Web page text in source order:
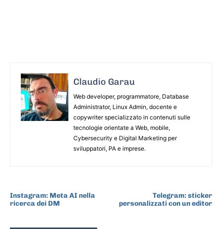
Claudio Garau
Web developer, programmatore, Database
Administrator, Linux Admin, docente e
copywriter specializzato in contenuti sulle
tecnologie orientate a Web, mobile,
Cybersecurity e Digital Marketing per
sviluppatori, PA e imprese.
Instagram: Meta AI nella
ricerca dei DM
Telegram: sticker
personalizzati con un editor